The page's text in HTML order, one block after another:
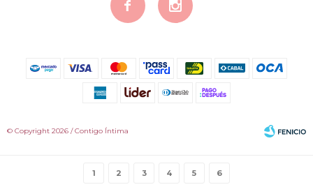
1 2 3 4 5 6
 
© Copyright 2026 / Contigo Íntima